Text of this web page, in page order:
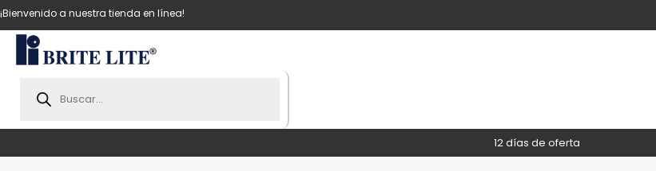
¡Bienvenido a nuestra tienda en línea!
search
12 días de oferta